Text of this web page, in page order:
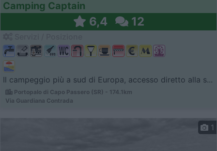
Camping Captain
6,4 12
Il campeggio più a sud di Europa, accesso diretto alla s...
Portopalo di Capo Passero (SR) - 174.1km
Via Guardiana Contrada
1